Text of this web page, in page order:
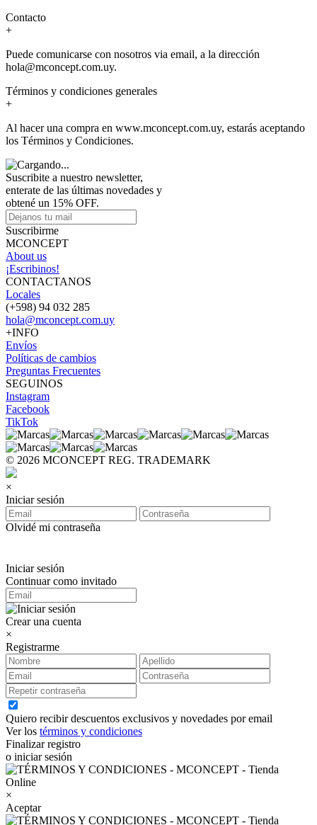
Contacto
+
Puede comunicarse con nosotros via email, a la dirección
hola@mconcept.com.uy.
Términos y condiciones generales
+
Al hacer una compra en www.mconcept.com.uy, estarás aceptando
los Términos y Condiciones.
Suscribite a nuestro newsletter,
enterate de las últimas novedades y
obtené un 15% OFF.
Suscribirme
MCONCEPT
About us
¡Escribinos!
CONTACTANOS
Locales
(+598) 94 032 285
hola@mconcept.com.uy
+INFO
Envíos
Políticas de cambios
Preguntas Frecuentes
SEGUINOS
Instagram
Facebook
TikTok
© 2026 MCONCEPT REG. TRADEMARK
×
Iniciar sesión
Olvidé mi contraseña
Iniciar sesión
Continuar como invitado
Crear una cuenta
×
Registrarme
Quiero recibir descuentos exclusivos y novedades por email
Ver los términos y condiciones
Finalizar registro
o iniciar sesión
×
Aceptar